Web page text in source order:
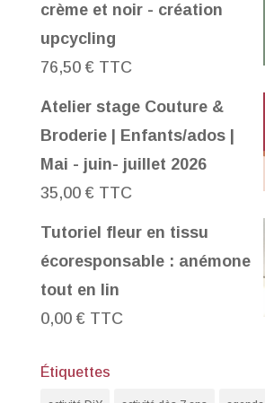
crème et noir - création
upcycling
76,50 € TTC
Atelier stage Couture &
Broderie | Enfants/ados |
Mai - juin- juillet 2026
35,00 € TTC
Tutoriel fleur en tissu
écoresponsable : anémone
tout en lin
0,00 € TTC
Étiquettes